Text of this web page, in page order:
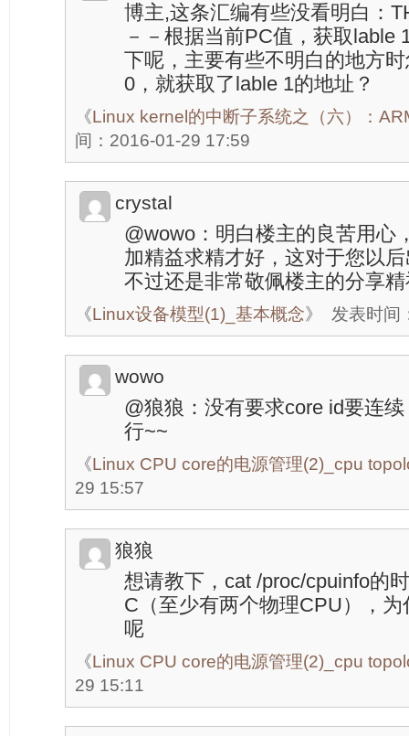
博主,这条汇编有些没看明白：
－－根据当前PC值，获取lable
下呢，主要有些不明白的地方
0，就获取了lable 1的地址？
《Linux kernel的中断子系统之（六）：
间：2016-01-29 17:59
crystal
@wowo：明白楼主的良苦用心
加精益求精才好，这对于您以
不过还是非常敬佩楼主的分享
《Linux设备模型(1)_基本概念》 发表时间
wowo
@狼狼：没有要求core id要连
行~~
《Linux CPU core的电源管理(2)_cpu
29 15:57
狼狼
想请教下，cat /proc/cpuinfo的
C（至少有两个物理CPU），
呢
《Linux CPU core的电源管理(2)_cpu
29 15:11